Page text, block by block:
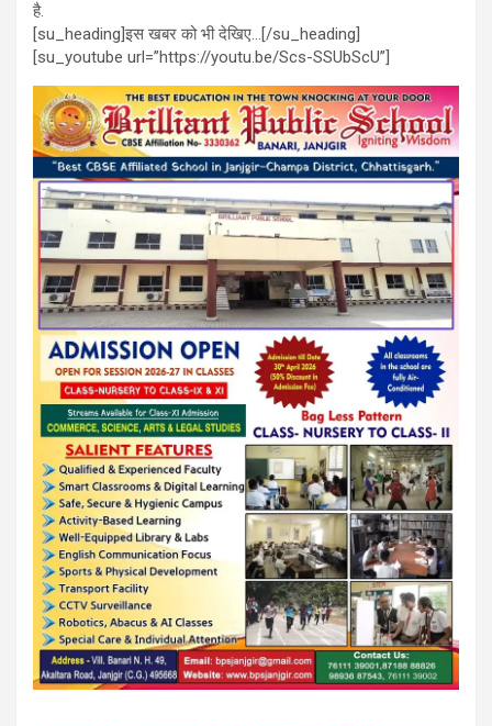
है.
[su_heading]इस खबर को भी देखिए…[/su_heading]
[su_youtube url=”https://youtu.be/Scs-SSUbScU”]